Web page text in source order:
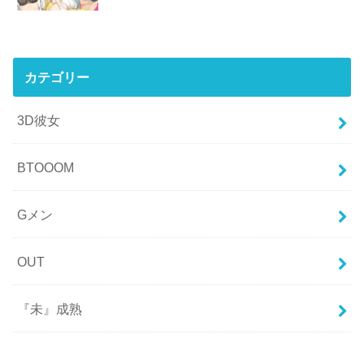
カテゴリー
3D彼女
BTOOOM
Gメン
OUT
『未』成熟